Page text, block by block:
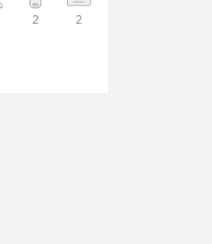
2 2